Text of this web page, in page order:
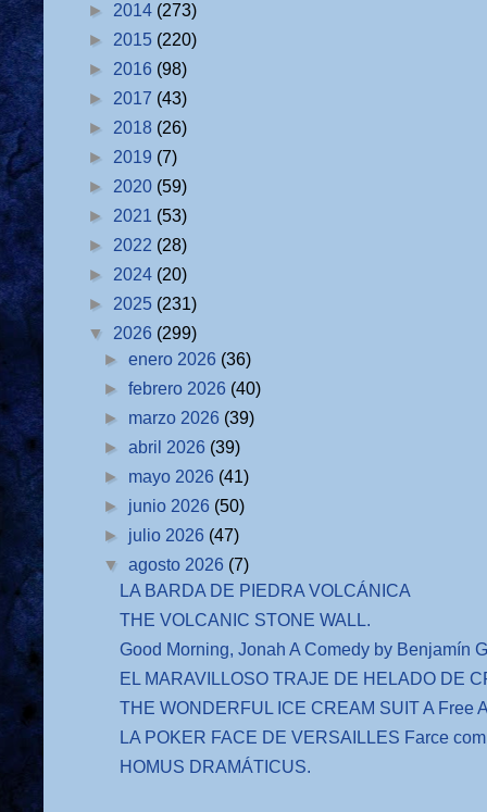
► 2014 (273)
► 2015 (220)
► 2016 (98)
► 2017 (43)
► 2018 (26)
► 2019 (7)
► 2020 (59)
► 2021 (53)
► 2022 (28)
► 2024 (20)
► 2025 (231)
▼ 2026 (299)
►enero 2026 (36)
►febrero 2026 (40)
► marzo 2026 (39)
►abril 2026 (39)
► mayo 2026 (41)
► junio 2026 (50)
► julio 2026 (47)
▼agosto 2026 (7)
LA BARDA DE PIEDRA VOLCÁNICA
THE VOLCANIC STONE WALL.
Good Morning, Jonah A Comedy by Benjamín
EL MARAVILLOSO TRAJE DE HELADO DE
THE WONDERFUL ICE CREAM SUIT A Free
LA POKER FACE DE VERSAILLES Farce
HOMUS DRAMÁTICUS.